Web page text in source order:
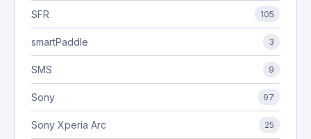
SFR 105
smartPaddle 3
SMS 9
Sony 97
Sony Xperia Arc 25